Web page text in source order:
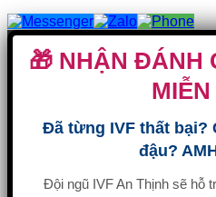
🎁 NHẬN ĐÁNH
MIỄN
Đã từng IVF thất bại?
đậu?
Đội ngũ IVF An Thịnh sẽ hỗ